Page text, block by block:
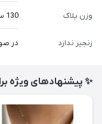
وزن پلاک 130 سوت میباشد
زنجیر ندارد در
✨ پیشنهادهای ویژه